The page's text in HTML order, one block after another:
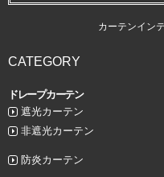
カーテンイン
CATEGORY
ドレープカーテン
遮光カーテン
非遮光カーテン
防炎カーテン